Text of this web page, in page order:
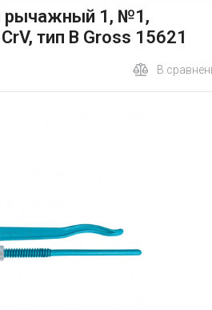
рычажный 1, №1,
тип B Gross 15621
В